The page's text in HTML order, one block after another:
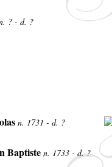
? - d. ?
n. 1731 - d. ?
Baptiste n. 1733 - d. ?